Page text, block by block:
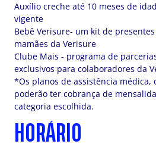
Auxílio creche até 10 meses de
vigente
Bebê Verisure- um kit de
mamães da Verisure
Clube Mais - programa de
exclusivos para colaboradores da
*Os planos de assistência médica,
poderão ter cobrança de
categoria escolhida.
HORÁRIO